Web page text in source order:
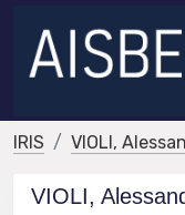
IRIS VIOLI,
VIOLI,